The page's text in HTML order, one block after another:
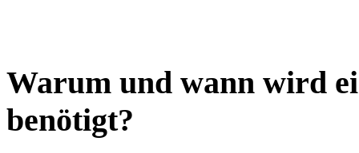
Warum und wann wird
benötigt?